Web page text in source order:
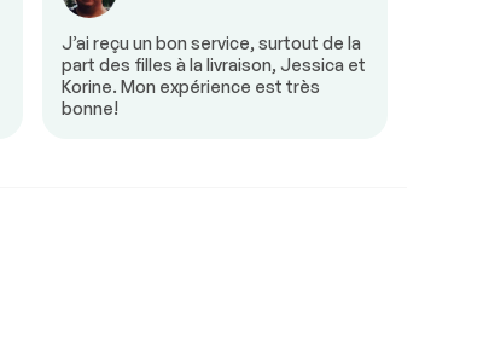
J’ai reçu un bon service, surtout de la
part des filles à la livraison, Jessica et
Korine. Mon expérience est très
bonne!